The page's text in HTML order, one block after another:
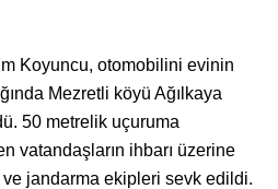
Koyuncu, otomobilini evinin
Mezretli köyü Ağılkaya
50 metrelik uçuruma
vatandaşların ihbarı üzerine
ve jandarma ekipleri sevk edildi.